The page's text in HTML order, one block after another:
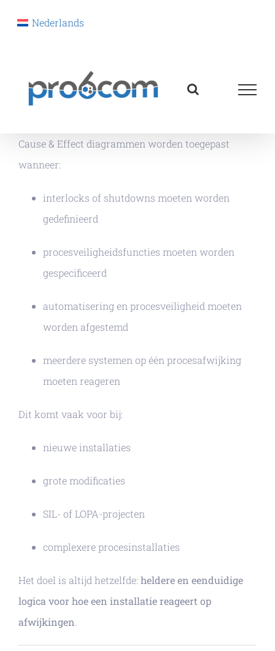
Nederlands
Cause & Effect diagrammen worden toegepast
wanneer:
interlocks of shutdowns moeten worden
gedefinieerd
procesveiligheidsfuncties moeten worden
gespecificeerd
automatisering en procesveiligheid moeten
worden afgestemd
meerdere systemen op één procesafwijking
moeten reageren
Dit komt vaak voor bij:
nieuwe installaties
grote modificaties
SIL- of LOPA-projecten
complexere procesinstallaties
Het doel is altijd hetzelfde: heldere en eenduidige
logica voor hoe een installatie reageert op
afwijkingen.